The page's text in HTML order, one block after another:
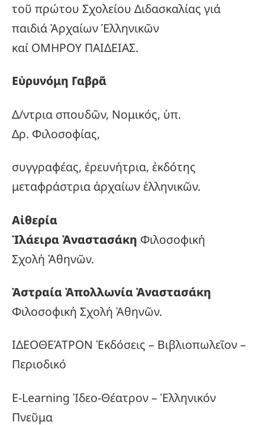
τοῦ πρώτου Σχολείου Διδασκαλίας γιά
παιδιά Ἀρχαίων Ἑλληνικῶν
καί ΟΜΗΡΟΥ ΠΑΙΔΕΙΑΣ.
Εὐρυνόμη Γαβρᾶ
Δ/ντρια σπουδῶν, Νομικός, ὑπ.
Δρ. Φιλοσοφίας,
συγγραφέας, ἐρευνήτρια, ἐκδότης
μεταφράστρια ἀρχαίων ἑλληνικῶν.
Αἰθερία
Ἰλάειρα Ἀναστασάκη Φιλοσοφική
Σχολή Ἀθηνῶν.
Ἀστραία Ἀπολλωνία Ἀναστασάκη
Φιλοσοφική Σχολή Ἀθηνῶν.
ΙΔΕΟΘΕΆΤΡΟΝ Ἐκδόσεις – Βιβλιοπωλεῖον –
Περιοδικό
E-Learning Ἰδεο-Θέατρον – Ἑλληνικόν
Πνεῦμα